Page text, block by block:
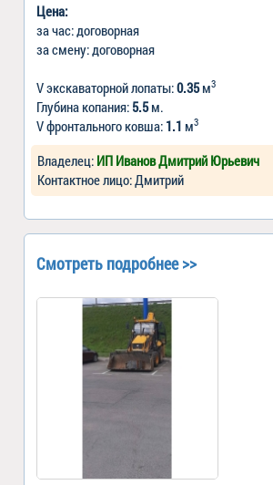
Цена:
за час: договорная
за смену: договорная
V экскаваторной лопаты:0.35м3
Глубина копания: 5.5м.
V фронтального ковша: 1.1 м3
Владелец: ИП Иванов Дмитрий Юрьевич
Контактное лицо: Дмитрий
Смотреть подробнее >>